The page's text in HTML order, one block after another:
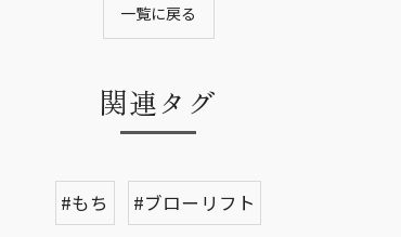
一覧に戻る
関連タグ
#もち #ブローリフト